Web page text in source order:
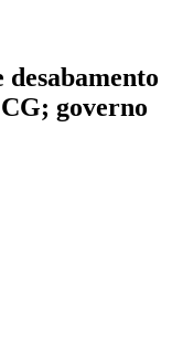
desabamento
governo